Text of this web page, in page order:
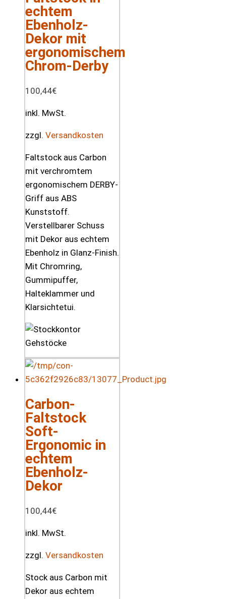
echtem
Ebenholz-
Dekor mit
ergonomischem
Chrom-Derby
100,44€
inkl. MwSt.
zzgl. Versandkosten
Faltstock aus Carbon
mit verchromtem
ergonomischem DERBY-
Griff aus ABS
Kunststoff.
Verstellbarer Schuss
mit Dekor aus echtem
Ebenholz in Glanz-Finish.
Mit Chromring,
Gummipuffer,
Halteklammer und
Klarsichtetui.
Carbon-
Faltstock
Soft-
Ergonomic in
echtem
Ebenholz-
Dekor
100,44€
inkl. MwSt.
zzgl. Versandkosten
Stock aus Carbon mit
Dekor aus echtem